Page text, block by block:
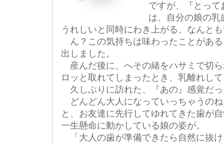
ですが、『とって
は、自分の娘の乳
うれしいと同時にわき上がる、なんと
ん？この気持ちは味わったことがあ
出しました。
産んだ後に、へその緒をハサミで切
ロッと取れてしまったとき、乳離れし
久しぶりに訪れた、『あの』感覚だ
どんどん大人になっていっちゃうの
と、お友達に先行してゆれてきた歯が
一生懸命に動かしている娘の姿が。
「大人の歯が準備できたら自然に抜